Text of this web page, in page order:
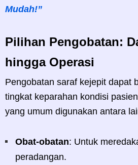
Mudah!”
Pilihan Pengobatan:
hingga Operasi
Pengobatan saraf kejepit dapat
tingkat keparahan kondisi
yang umum digunakan antara
Obat-obatan: Untuk
peradangan.